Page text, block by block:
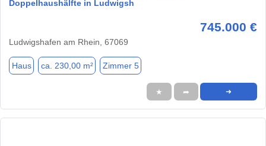
Doppelhaushälfte in Ludwigsh
745.000 €
Ludwigshafen am Rhein, 67069
Haus ca. 230,00 m² Zimmer 5
★ ➦ ➜